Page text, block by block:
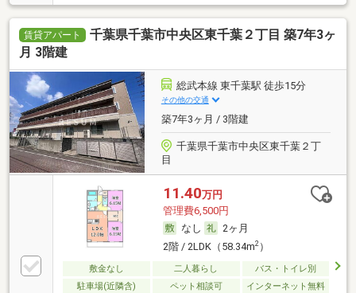
賃貸アパート
千葉県千葉市中央区東千葉２丁目 築7年3ヶ
月 3階建
総武本線 東千葉駅 徒歩15分
その他の交通
築7年3ヶ月 / 3階建
千葉県千葉市中央区東千葉２丁
目
11.40万円
管理費6,500円
なし
2ヶ月
2階 / 2LDK（58.34m2）
敷金なし 二人暮らし
バス・トイレ別
駐車場(近隣含)
ペット相談可 インターネット無料